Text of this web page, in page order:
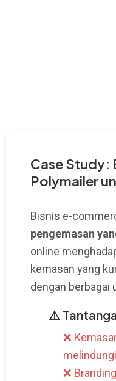
Case Study:
Polymailer
Bisnis e-
pengemasan
online
kemasan yang
dengan berbagai
⚠️
❌
❌